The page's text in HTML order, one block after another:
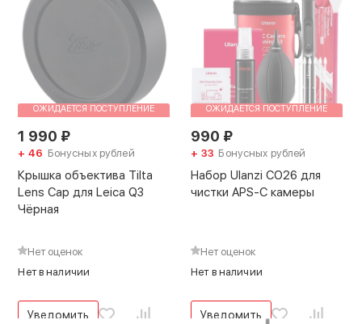
ОЖИДАЕТСЯ ПОСТУПЛЕНИЕ
1 990 ₽
+ 46 Бонусных рублей
Крышка объектива Tilta
Lens Cap для Leica Q3
Чёрная
Нет оценок
Нет в наличии
Уведомить
ОЖИДАЕТСЯ ПОСТУПЛЕНИЕ
990 ₽
+ 33 Бонусных рублей
Набор Ulanzi CO26 для
чистки APS-C камеры
Нет оценок
Нет в наличии
Уведомить